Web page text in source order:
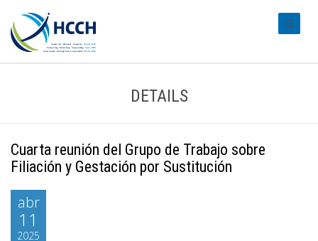
DETAILS
Cuarta reunión del Grupo de Trabajo sobre
Filiación y Gestación por Sustitución
abr
11
2025